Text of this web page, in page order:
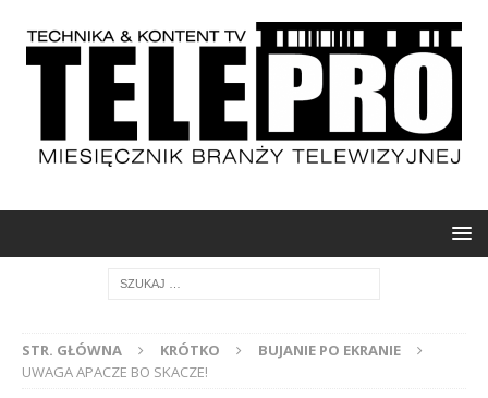
STR. GŁÓWNA KRÓTKO
BUJANIE PO EKRANIE
UWAGA APACZE BO SKACZE!